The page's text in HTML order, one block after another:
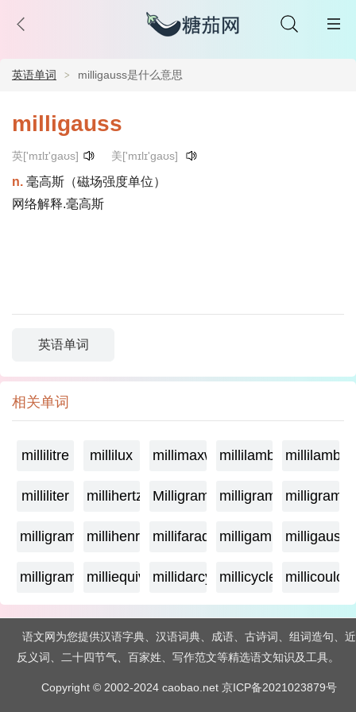
英语单词 milligauss是什么意思
milligauss
英['mɪlɪ'gaʊs] 美['mɪlɪ'gaʊs]
n. 毫高斯（磁场强度单位）
网络解释.毫高斯
英语单词
相关单词
millilitre millilux millimaxwellmillilambda
milliliter millihertz Milligramagemilligrame
milligrammemillihenry millifarad milligammamilligauss
milligram milliequivalentmillidarcy millicycle
语文网为您提供汉语字典、汉语词典、成语、古诗词、组词造句、近
反义词、二十四节气、百家姓、写作范文等精选语文知识及工具。
Copyright © 2002-2024 caobao.net 京ICP备2021023879号